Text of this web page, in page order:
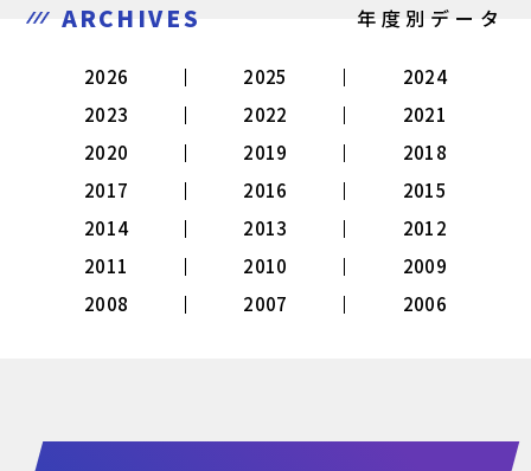
ARCHIVES 年度別データ
2026 2025
2024
2023
2022
2021
2020
2019
2018
2017
2016
2015
2014
2013
2012
2011
2010
2009
2008
2007 2006